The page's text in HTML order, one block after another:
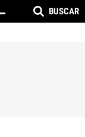
BUSCAR